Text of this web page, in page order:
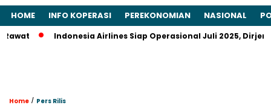
HOME INFO KOPERASI PEREKONOMIAN NASIONAL
Indonesia Airlines Siap Operasional Juli 2025, Dirjen
Home / Pers Rilis